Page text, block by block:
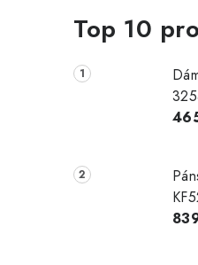
Top 10